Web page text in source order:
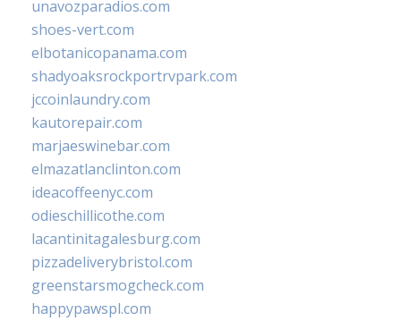
unavozparadios.com
shoes-vert.com
elbotanicopanama.com
shadyoaksrockportrvpark.com
jccoinlaundry.com
kautorepair.com
marjaeswinebar.com
elmazatlanclinton.com
ideacoffeenyc.com
odieschillicothe.com
lacantinitagalesburg.com
pizzadeliverybristol.com
greenstarsmogcheck.com
happypawspl.com